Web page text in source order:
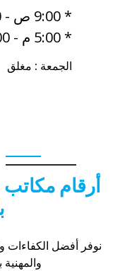
* 9:00 ص - 1:00 م
* 5:00 م - 9:00 م
الجمعة : مغلق
أرقام
نوفر أفضل الكفاءات